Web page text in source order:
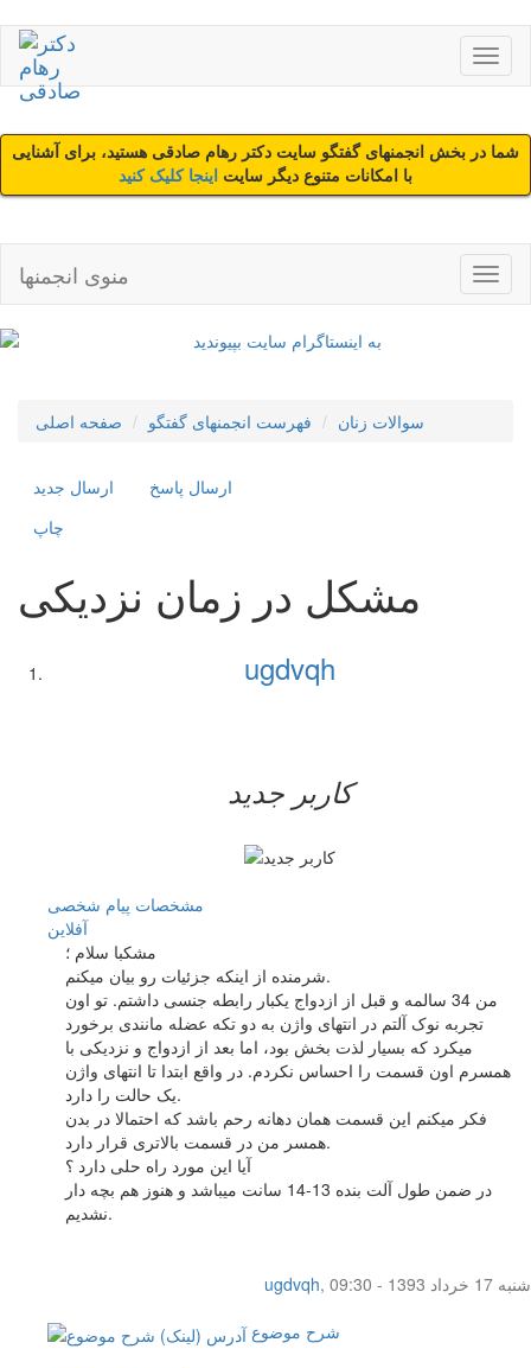
شما در بخش انجمنهای گفتگو سایت دکتر رهام صادقی هستید، برای آشنایی
با امکانات متنوع دیگر سایت اینجا کلیک کنید
منوی انجمنها
صفحه اصلی فهرست انجمنهای گفتگو سوالات زنان
ارسال جديد
ارسال پاسخ
چاپ
مشکل در زمان نزدیکی
ugdvqh
کاربر جدید
مشخصات پیام شخصی
آفلاين
مشکبا سلام ؛
شرمنده از اینکه جزئیات رو بیان میکنم.
من 34 سالمه و قبل از ازدواج یکبار رابطه جنسی داشتم. تو اون
تجربه نوک آلتم در انتهای واژن به دو تکه عضله مانندی برخورد
میکرد که بسیار لذت بخش بود، اما بعد از ازدواج و نزدیکی با
همسرم اون قسمت را احساس نکردم. در واقع ابتدا تا انتهای واژن
یک حالت را دارد.
فکر میکنم این قسمت همان دهانه رحم باشد که احتمالا در بدن
همسر من در قسمت بالاتری قرار دارد.
آیا این مورد راه حلی دارد ؟
در ضمن طول آلت بنده 13-14 سانت میباشد و هنوز هم بچه دار
نشدیم.
ugdvqh,
شنبه 17 خرداد 1393 - 09:30
شرح موضوع